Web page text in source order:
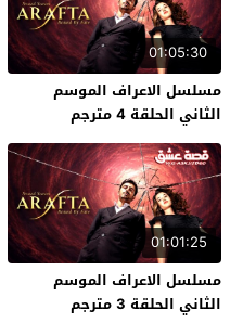
01:05:30
مسلسل الاعراف الموسم
الثاني الحلقة 4 مترجم
01:01:25
مسلسل الاعراف الموسم
الثاني الحلقة 3 مترجم